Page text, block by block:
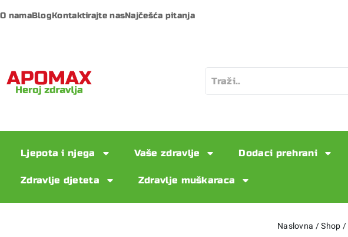
O namaBlogKontaktirajte nasNajčešća pitanja
Ljepota i njega Vaše zdravlje Dodaci prehrani
Zdravlje djeteta Zdravlje muškaraca
Naslovna /Shop/